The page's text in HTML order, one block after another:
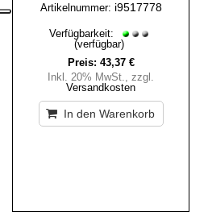
Artikelnummer: i9517778
Verfügbarkeit:
(verfügbar)
Preis: 43,37 €
Inkl. 20% MwSt., zzgl.
Versandkosten
In den Warenkorb